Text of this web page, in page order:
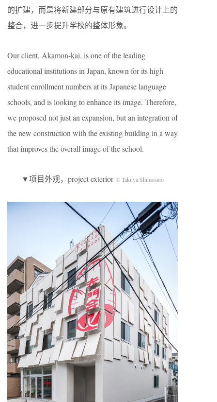
的扩建，而是将新建部分与原有建筑进行设计上的
整合，进一步提升学校的整体形象。
Our client, Akamon-kai, is one of the leading
educational institutions in Japan, known for its high
student enrollment numbers at its Japanese language
schools, and is looking to enhance its image. Therefore,
we proposed not just an expansion, but an integration of
the new construction with the existing building in a way
that improves the overall image of the school.
▼项目外观，project exterior © Takuya Shimosato